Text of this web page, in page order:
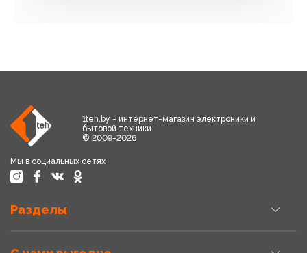
1teh.by - интернет-магазин электроники и
бытовой техники
© 2009-2026
Мы в социальных сетях
Разделы